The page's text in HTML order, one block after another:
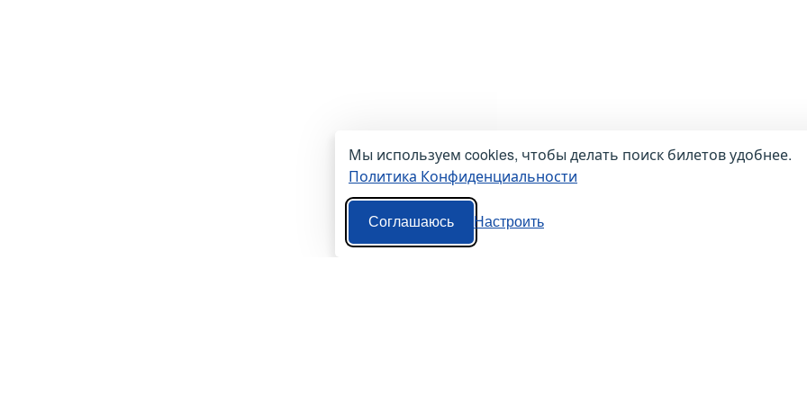
Мы используем cookies, чтобы делать поиск билетов удобнее.
Политика Конфиденциальности
Соглашаюсь Настроить